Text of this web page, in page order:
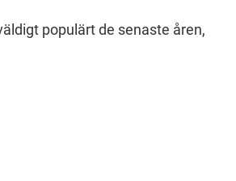
populärt de senaste åren,